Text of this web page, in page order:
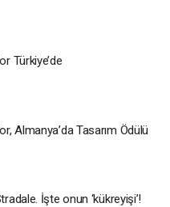
Türkiye’de
Almanya’da Tasarım Ödülü
İşte onun ‘kükreyişi’!